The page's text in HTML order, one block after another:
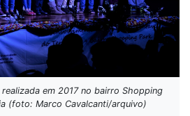
em 2017 no bairro Shopping
(foto: Marco Cavalcanti/arquivo)